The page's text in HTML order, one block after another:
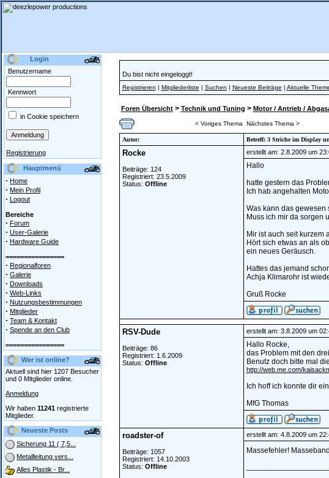
Login
Benutzername
Kennwort
in Cookie speichern
Registrierung
Hauptmenü
· Home
· Mein Profil
· Logout
Bereiche
· Forum
· User-Galerie
· Hardware Guide
================
· Regionalforen
· Galerie
· Downloads
· Web-Links
· Nutzungsbestimmungen
· Mitglieder
· Team & Kontakt
· Spende an den Club
================
Wer ist online?
Aktuell sind hier 1207 Besucher
und 0 Mitglieder online.
Anmeldung
Wir haben 11241 registrierte
Mitglieder.
Neueste Posts
Sicherung 11 ( 7,5...
Metallleitung vers...
Alles Plastik - Br...
Du bist nicht eingeloggt!
Registrieren | Mitgliederliste | Suchen | Neueste Beiträge | Aktuelle
Foren Übersicht> Technik und Tuning > Motor / Antrieb /
< Voriges Thema Nächstes Thema >
Autor: Betreff: 3 Striche im Display
Rocke
Beiträge: 124
Registriert: 23.5.2009
Status: Offline
erstellt am: 2.8.2009 um
Hallo
hatte gestern das
Ich hab angehalten
Was kann das gewesen
Muss ich mir da sorgen
Mir ist auch seit kurzem
Hört sich etwas an als
ein neues Geräusch.
Hattes das jemand
Achja Klimarohr ist
Gruß Rocke
RSV-Dude
Beiträge: 86
Registriert: 1.6.2009
Status: Offline
erstellt am: 3.8.2009 um
Hallo Rocke,
das Problem mit den
Benutz doch bitte mal
http://web.me.com/
Ich hoff ich konnte dir
MfG Thomas
roadster-of
Beiträge: 1057
Registriert: 14.10.2003
Status: Offline
erstellt am: 4.8.2009 um
Massefehler!